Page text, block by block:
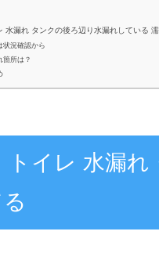
水漏れ タンクの後ろ辺り水漏れしている
状況確認から
箇所は？
トイレ 水漏